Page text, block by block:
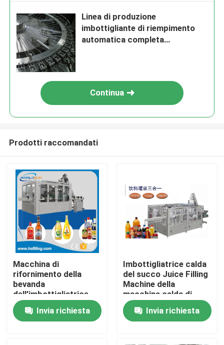
Casa
Chi siamo
Linea di produzione
imbottigliante di riempimento
automatica completa
Continua
Prodotti raccomandati
Macchina di
rifornimento della
bevanda
dell'imbottigliatrice
dell'imbottigliatrice
della macchina di
rifornimento della
Invia richiesta
Imbottigliatrice calda
del succo Juice Filling
Machine della
macchina calda di
riempimento a caldo di
12000BPHInvia richiesta